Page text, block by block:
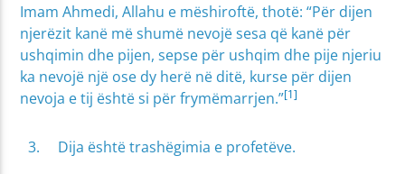
Imam Ahmedi, Allahu e mëshiroftë, thotë: “Për dijen
njerëzit kanë më shumë nevojë sesa që kanë për
ushqimin dhe pijen, sepse për ushqim dhe pije njeriu
ka nevojë një ose dy herë në ditë, kurse për dijen
nevoja e tij është si për frymëmarrjen.”[1]
Dija është trashëgimia e profetëve.